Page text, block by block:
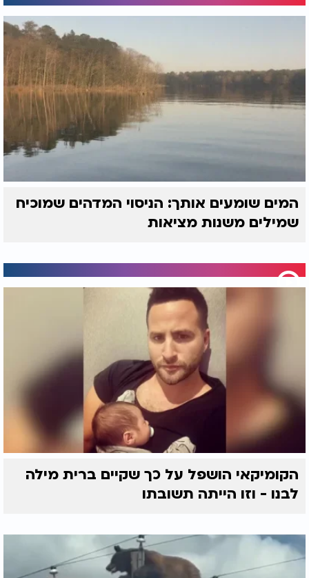
המים שומעים אותך: הניסוי המדהים שמוכיח
שמילים משנות מציאות
הקומיקאי הושפל על כך שקיים ברית מילה
לבנו - וזו הייתה תשובתו